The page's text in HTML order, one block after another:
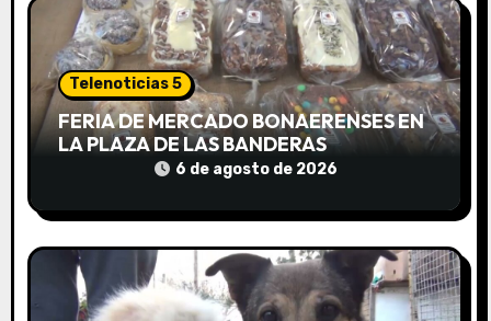
d
e
e
n
t
Telenoticias 5
FERIA DE MERCADO BONAERENSES EN
LA PLAZA DE LAS BANDERAS
6 de agosto de 2026